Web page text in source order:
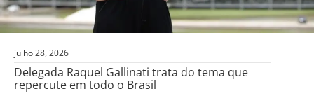
julho 28, 2026
Delegada Raquel Gallinati trata do tema que
repercute em todo o Brasil